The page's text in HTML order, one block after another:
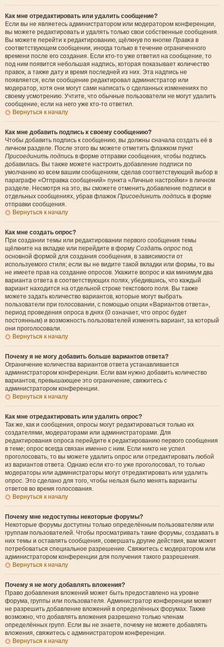
Как мне отредактировать или удалить сообщение?
Если вы не являетесь администратором или модератором конференции,
вы можете редактировать и удалять только свои собственные сообщения.
Вы можете перейти к редактированию, щёлкнув по кнопке Правка в
соответствующем сообщении, иногда только в течение ограниченного
времени после его создания. Если кто-то уже ответил на сообщение, то
под ним появится небольшая надпись, которая показывает количество
правок, а также дату и время последней из них. Эта надпись не
появляется, если сообщение редактировал администратор или
модератор, хотя они могут сами написать о сделанных изменениях по
своему усмотрению. Учтите, что обычные пользователи не могут удалить
сообщение, если на него уже кто-то ответил.
Вернуться к началу
Как мне добавить подпись к своему сообщению?
Чтобы добавить подпись к сообщению, вы должны сначала создать её в
личном разделе. После этого вы можете отметить флажком пункт
Присоединить подпись в форме отправки сообщения, чтобы подпись
добавилась. Вы также можете настроить добавление подписи по
умолчанию ко всем вашим сообщениям, сделав соответствующий выбор в
параграфе «Отправка сообщений» пункта «Личные настройки» в личном
разделе. Несмотря на это, вы сможете отменить добавление подписи в
отдельных сообщениях, убрав флажок Присоединить подпись в форме
отправки сообщения.
Вернуться к началу
Как мне создать опрос?
При создании темы или редактировании первого сообщения темы
щёлкните на вкладке или перейдите в форму Создать опрос под
основной формой для создания сообщения, в зависимости от
используемого стиля; если вы не видите такой вкладки или формы, то вы
не имеете прав на создание опросов. Укажите вопрос и как минимум два
варианта ответа в соответствующих полях, убедившись, что каждый
вариант находится на отдельной строке текстового поля. Вы также
можете задать количество вариантов, которые могут выбрать
пользователи при голосовании, с помощью опции «Вариантов ответа»,
период проведения опроса в днях (0 означает, что опрос будет
постоянным) и возможность пользователей изменять вариант, за который
они проголосовали.
Вернуться к началу
Почему я не могу добавить больше вариантов ответа?
Ограничение количества вариантов ответа устанавливается
администратором конференции. Если вам нужно добавить количество
вариантов, превышающее это ограничение, свяжитесь с
администратором конференции.
Вернуться к началу
Как мне отредактировать или удалить опрос?
Так же, как и сообщения, опросы могут редактироваться только их
создателями, модераторами или администраторами. Для
редактирования опроса перейдите к редактированию первого сообщения
в теме; опрос всегда связан именно с ним. Если никто не успел
проголосовать, то вы можете удалить опрос или отредактировать любой
из вариантов ответа. Однако если кто-то уже проголосовал, то только
модераторы или администраторы могут отредактировать или удалить
опрос. Это сделано для того, чтобы нельзя было менять варианты
ответов во время голосования.
Вернуться к началу
Почему мне недоступны некоторые форумы?
Некоторые форумы доступны только определённым пользователям или
группам пользователей. Чтобы просматривать такие форумы, создавать в
них темы и оставлять сообщения, совершать другие действия, вам может
потребоваться специальное разрешение. Свяжитесь с модератором или
администратором конференции для получения такого разрешения.
Вернуться к началу
Почему я не могу добавлять вложения?
Право добавления вложений может быть предоставлено на уровне
форума, группы или пользователя. Администратор конференции может
не разрешить добавление вложений в определённых форумах. Также
возможно, что добавлять вложения разрешено только членам
определённых групп. Если вы не знаете, почему не можете добавлять
вложения, свяжитесь с администратором конференции.
Вернуться к началу